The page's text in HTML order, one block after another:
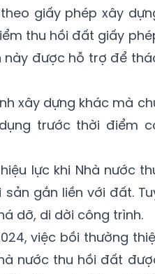
giấy phép xây
thu hồi đất giấy
này được hỗ trợ để
xây dựng khác mà
trước thời điểm
lực khi Nhà nước
gắn liền với đất.
dỡ, di dời công trình.
việc bồi thường
nước thu hồi đất